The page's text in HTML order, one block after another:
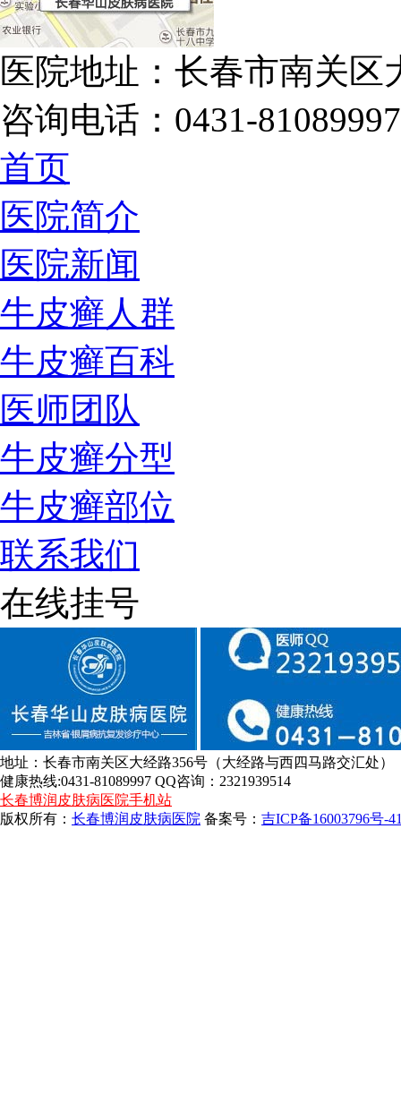
医院地址：长春市南关区
咨询电话：0431-81089997
首页
医院简介
医院新闻
牛皮癣人群
牛皮癣百科
医师团队
牛皮癣分型
牛皮癣部位
联系我们
在线挂号
地址：长春市南关区大经路356号（大经路与西四马路交汇处）
健康热线:0431-81089997 QQ咨询：2321939514
长春博润皮肤病医院手机站
版权所有： 长春博润皮肤病医院 备案号： 吉ICP备16003796号-